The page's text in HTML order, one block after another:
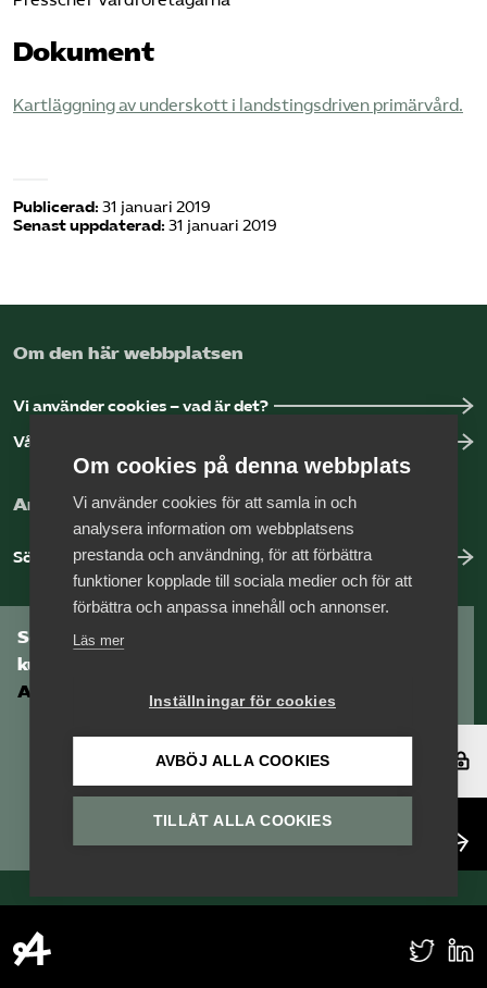
Dokument
Kartläggning av underskott i landstingsdriven primärvård.
Publicerad: 31 januari 2019
Senast uppdaterad: 31 januari 2019
Om den här webbplatsen
Vi använder cookies – vad är det?
Vår dataskyddspolicy
Arbeta hos Vårdföretagarna?
Sök jobb hos oss
Som medlem har du tillgång till vår digitala
kunskapsbank
Arbetsgivarguiden
Logga in
Om cookies på denna webbplats
Vi använder cookies för att samla in och
analysera information om webbplatsens
prestanda och användning, för att förbättra
funktioner kopplade till sociala medier och för att
förbättra och anpassa innehåll och annonser.
Läs mer
Inställningar för cookies
AVBÖJ ALLA COOKIES
TILLÅT ALLA COOKIES